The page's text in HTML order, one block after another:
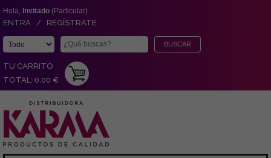
Hola, Invitado (Particular)
ENTRA / REGÍSTRATE
TU CARRITO
TOTAL: 0,00 €